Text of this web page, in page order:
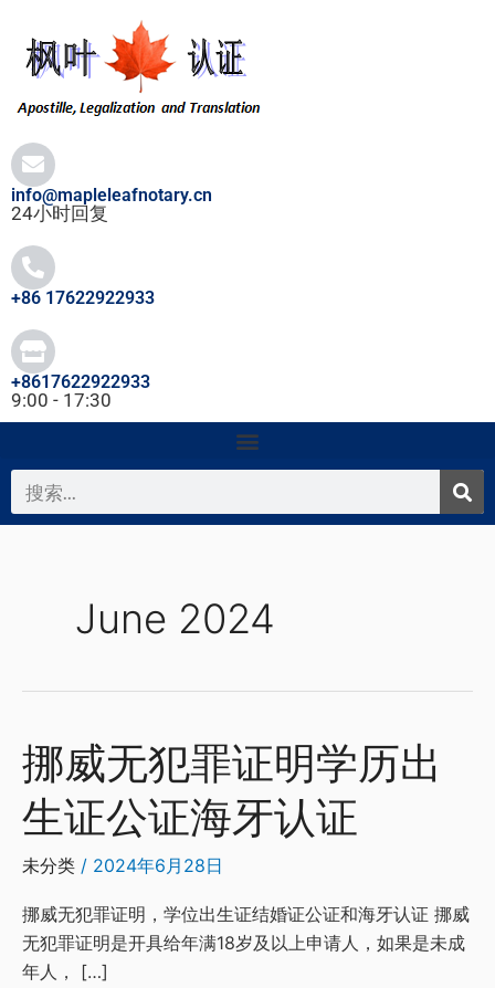
info@mapleleafnotary.cn
24小时回复
+86 17622922933
+8617622922933
9:00 - 17:30
搜
索
June 2024
挪威无犯罪证明学历出
生证公证海牙认证
未分类 / 2024年6月28日
挪威无犯罪证明，学位出生证结婚证公证和海牙认证 挪威
无犯罪证明是开具给年满18岁及以上申请人，如果是未成
年人， […]
挪
威
无
犯
罪
明
学
历